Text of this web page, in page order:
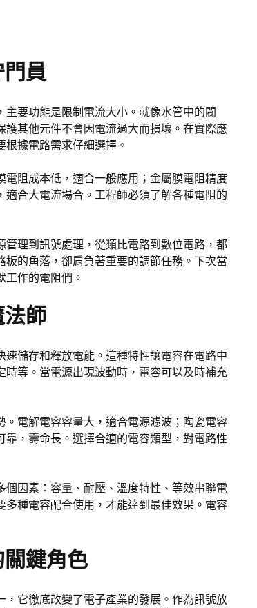
員
要功能是限制電流大小。就像水管中的閥
護其他元件不會因電流過大而損壞。在實際應
據電路需求仔細選擇。
阻成本低，適合一般應用；金屬膜電阻精度
合大電流場合。工程師必須了解各種電阻的
理到訊號處理，從類比電路到數位電路，都
的角落，卻肩負著重要的調節任務。下次當
作的電阻們。
師
儲存和釋放電能。這種特性讓電容在電路中
等。當電源出現波動時，電容可以及時補充
電解電容容量大，適合電源濾波；陶瓷電容
，壽命長。選擇合適的電容類型，對電路性
因素：容量、耐壓、溫度特性、等效串聯電
多種電容配合使用，才能達到最佳效果。電容
鍵角色
，它徹底改變了電子產業的發展。作為訊號放